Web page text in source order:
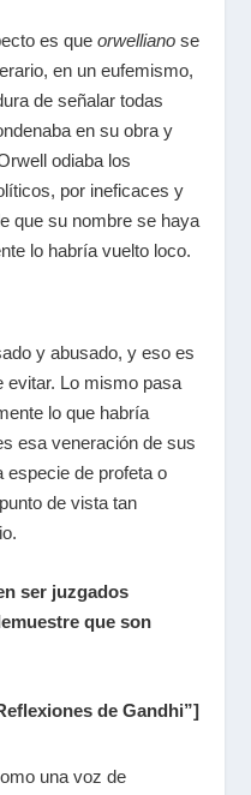
es que orwellianose
en un eufemismo,
de señalar todas
en su obra y
odiaba los
por ineficaces y
que su nombre se haya
lo habría vuelto loco.
y abusado, y eso es
evitar. Lo mismo pasa
lo que habría
esa veneración de sus
especie de profeta o
de vista tan
ser juzgados
que son
de Gandhi”]
una voz de